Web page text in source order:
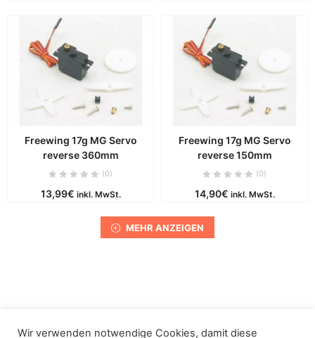
Freewing 17g MG Servo
reverse 360mm
(0)
13,99€ inkl. MwSt.
Freewing 17g MG Servo
reverse 150mm
(0)
14,90€ inkl. MwSt.
MEHR ANZEIGEN
Wir verwenden notwendige Cookies, damit diese